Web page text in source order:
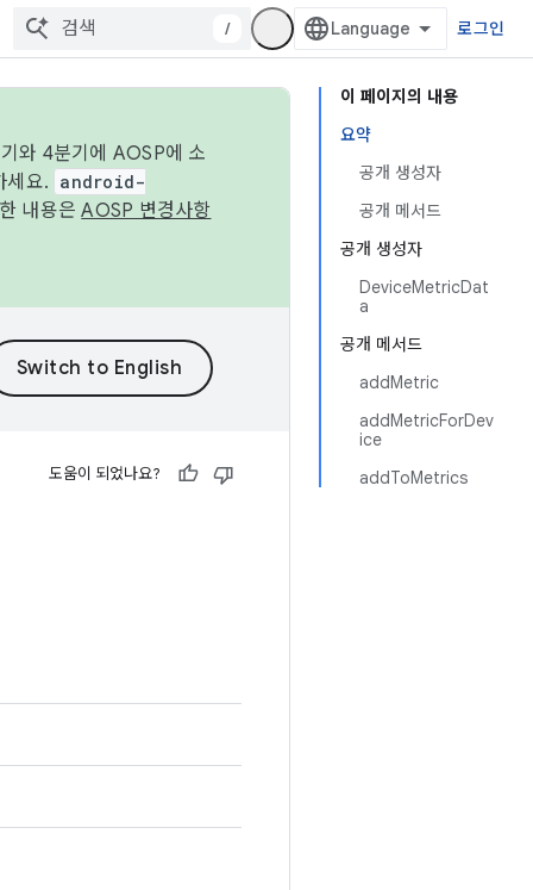
/ 로그인
이 페이지의 내용
요약
공개 생성자
공개 메서드
공개 생성자
DeviceMetricDat
a
공개 메서드
addMetric
addMetricForDev
ice
addToMetrics
와 4분기에 AOSP에 소
세요. android-
내용은AOSP 변경사항
도움이 되었나요?